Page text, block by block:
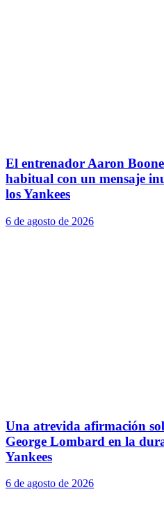
El entrenador Aaron Boone
habitual con un mensaje
los Yankees
6 de agosto de 2026
Una atrevida afirmación
George Lombard en la
Yankees
6 de agosto de 2026